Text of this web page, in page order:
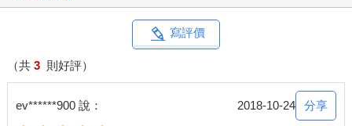
寫評價
（共 3 則好評）
ev******900 說： 2018-10-24 分享